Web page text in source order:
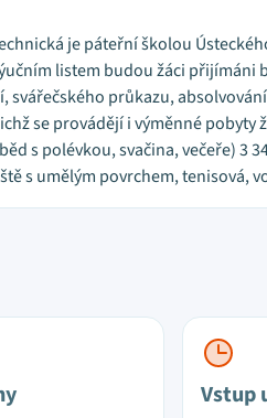
je páteřní školou
listem budou žáci přijímáni
průkazu,
se provádějí i výměnné pobyty
s polévkou, svačina, večeře) 3
s umělým povrchem, tenisová,
Vstup